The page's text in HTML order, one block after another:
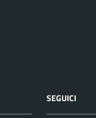
SEGUICI